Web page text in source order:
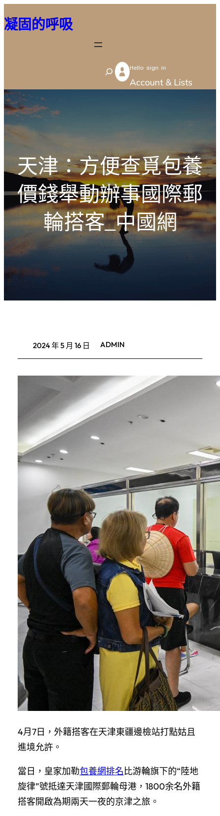
至
容
凝固的呼吸
S
e
Hello sign in
Account & Lists
天津：方便查覓包養
價錢舉動辦事國際郵
輪搭客_中國網
2024 年 5 月 16 日 ADMIN
4月7日，外籍搭客在天津東疆邊檢站打點姑且
進境允許。
當日，皇家加勒包養網排名比游輪旗下的“陸地
旋律”號抵達天津國際郵輪母港，1800余名外籍
搭客開啟為期兩天一夜的京津之旅。